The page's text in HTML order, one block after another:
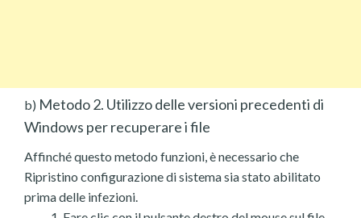
b) Metodo 2. Utilizzo delle versioni precedenti di
Windows per recuperare i file
Affinché questo metodo funzioni, è necessario che
Ripristino configurazione di sistema sia stato abilitato
prima delle infezioni.